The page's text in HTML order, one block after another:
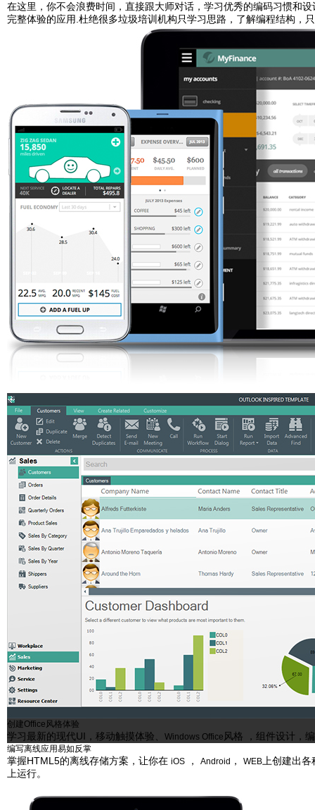
在这里，你不会浪费时间，直接跟大师对话，学习优秀的编码习惯和
完整体验的应用.杜绝很多垃圾培训机构只学习思路，了解编程结构，
创建Office风格体验
学习最新的现代UI，移动触摸体验、 Windows Office 风格 ，组件设计，
编写离线应用易如反掌
掌握HTML5的离线存储方案，让你在 iOS ， Android ， WEB 上创建出
上运行。